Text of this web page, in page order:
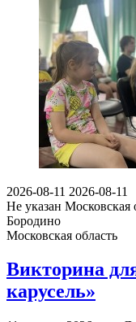
2026-08-11 2026-08-11
Не указан Московская
Бородино
Московская область
Викторина
карусель»